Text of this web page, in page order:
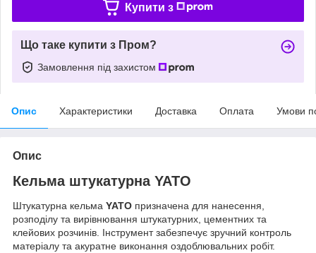
Купити з
Що таке купити з Пром?
Замовлення під захистом
Опис Характеристики Доставка Оплата Умови
Опис
Кельма штукатурна YATO
Штукатурна кельма YATO призначена для нанесення,
розподілу та вирівнювання штукатурних, цементних та
клейових розчинів. Інструмент забезпечує зручний контроль
матеріалу та акуратне виконання оздоблювальних робіт.